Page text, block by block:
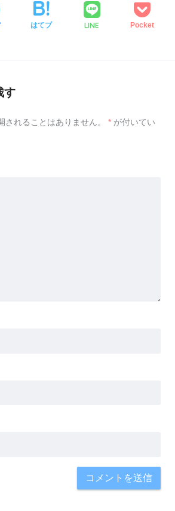
はてブ LINE Pocket
す
されることはありません。 * が付いてい